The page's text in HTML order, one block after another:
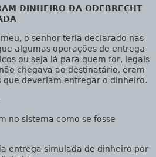
DINHEIRO DA ODEBRECHT
o senhor teria declarado nas
algumas operações de entrega
ou seja lá para quem for, legais
chegava ao destinatário, eram
que deveriam entregar o dinheiro.
no sistema como se fosse
entrega simulada de dinheiro por